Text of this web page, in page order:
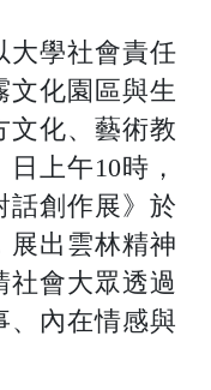
大學社會責任
文化園區與生
文化、藝術教
上午10時，
話創作展》於
展出雲林精神
社會大眾透過
、內在情感與